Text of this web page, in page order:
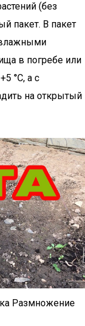
(без
пакет. В пакет
в погребе или
°С, а с
на открытый
Размножение